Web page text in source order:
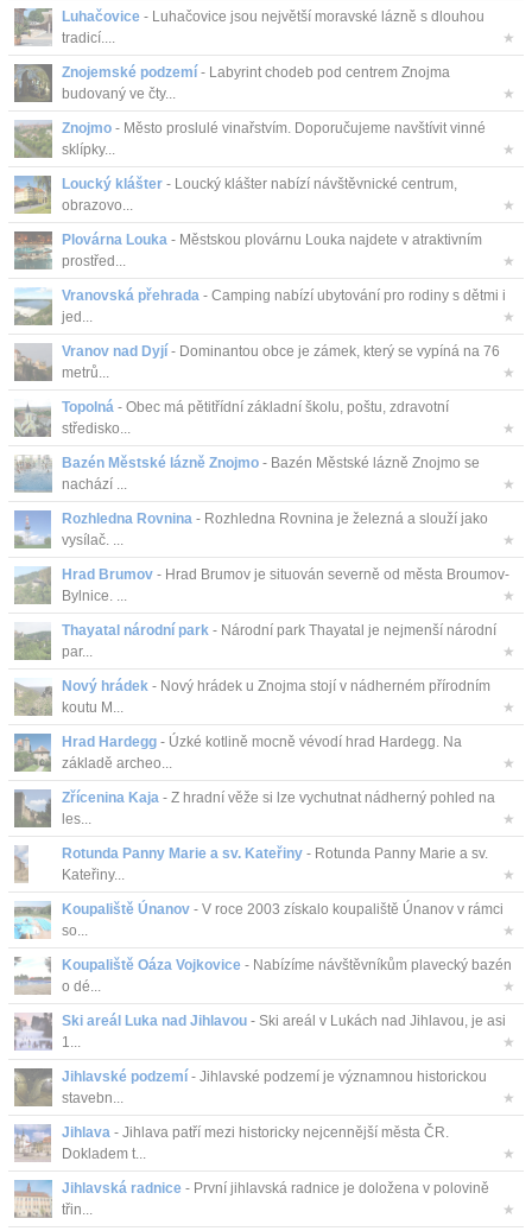
Luhačovice - Luhačovice jsou největší moravské lázně s dlouhou
tradicí....
★
Znojemské podzemí - Labyrint chodeb pod centrem Znojma
budovaný ve čty...
★
Znojmo - Město proslulé vinařstvím. Doporučujeme navštívit vinné
sklípky...
★
Loucký klášter - Loucký klášter nabízí návštěvnické centrum,
obrazovo...
★
Plovárna Louka - Městskou plovárnu Louka najdete v atraktivním
prostřed...
★
Vranovská přehrada - Camping nabízí ubytování pro rodiny s dětmi i
jed...
★
Vranov nad Dyjí - Dominantou obce je zámek, který se vypíná na 76
metrů...
★
Topolná - Obec má pětitřídní základní školu, poštu, zdravotní
středisko...
★
Bazén Městské lázně Znojmo - Bazén Městské lázně Znojmo se
nachází ...
★
Rozhledna Rovnina - Rozhledna Rovnina je železná a slouží jako
vysílač. ...
★
Hrad Brumov - Hrad Brumov je situován severně od města Broumov-
Bylnice. ...
★
Thayatal národní park - Národní park Thayatal je nejmenší národní
par...
★
Nový hrádek - Nový hrádek u Znojma stojí v nádherném přírodním
koutu M...
★
Hrad Hardegg - Úzké kotlině mocně vévodí hrad Hardegg. Na
základě archeo...
★
Zřícenina Kaja - Z hradní věže si lze vychutnat nádherný pohled na
les...
★
Rotunda Panny Marie a sv. Kateřiny - Rotunda Panny Marie a sv.
Kateřiny...
★
Koupaliště Únanov - V roce 2003 získalo koupaliště Únanov v rámci
so...
★
Koupaliště Oáza Vojkovice - Nabízíme návštěvníkům plavecký bazén
o dé...
★
Ski areál Luka nad Jihlavou - Ski areál v Lukách nad Jihlavou, je asi
1...
★
Jihlavské podzemí - Jihlavské podzemí je významnou historickou
stavebn...
★
Jihlava - Jihlava patří mezi historicky nejcennější města ČR.
Dokladem t...
★
Jihlavská radnice - První jihlavská radnice je doložena v polovině
třin...
★